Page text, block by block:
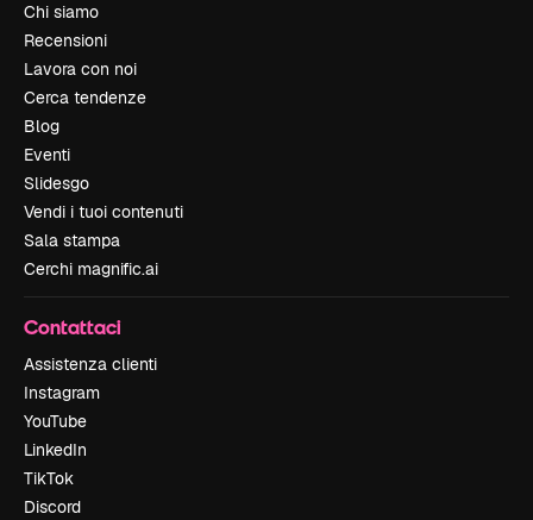
Chi siamo
Recensioni
Lavora con noi
Cerca tendenze
Blog
Eventi
Slidesgo
Vendi i tuoi contenuti
Sala stampa
Cerchi magnific.ai
Contattaci
Assistenza clienti
Instagram
YouTube
LinkedIn
TikTok
Discord